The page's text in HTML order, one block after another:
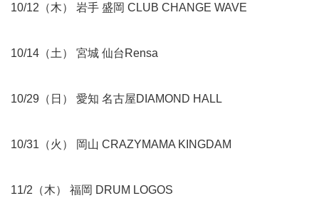
10/12（木） 岩手 盛岡 CLUB CHANGE WAVE
10/14（土） 宮城 仙台Rensa
10/29（日） 愛知 名古屋DIAMOND HALL
10/31（火） 岡山 CRAZYMAMA KINGDAM
11/2（木） 福岡 DRUM LOGOS